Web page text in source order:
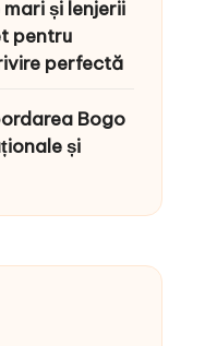
și lenjerii
pentru
perfectă
Bogo
și